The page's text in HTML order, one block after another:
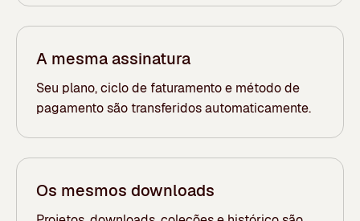
A mesma assinatura
Seu plano, ciclo de faturamento e método de
pagamento são transferidos automaticamente.
Os mesmos downloads